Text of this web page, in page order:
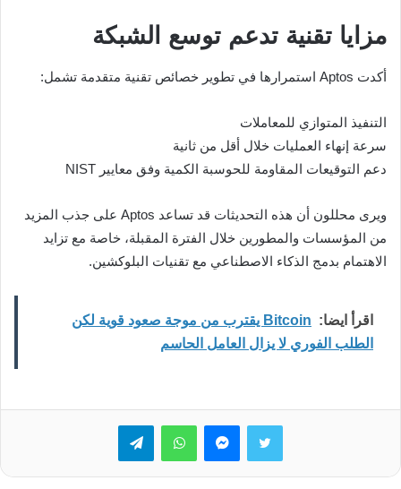
مزايا تقنية تدعم توسع الشبكة
أكدت Aptos استمرارها في تطوير خصائص تقنية متقدمة تشمل:
التنفيذ المتوازي للمعاملات
سرعة إنهاء العمليات خلال أقل من ثانية
دعم التوقيعات المقاومة للحوسبة الكمية وفق معايير NIST
ويرى محللون أن هذه التحديثات قد تساعد Aptos على جذب المزيد
من المؤسسات والمطورين خلال الفترة المقبلة، خاصة مع تزايد
الاهتمام بدمج الذكاء الاصطناعي مع تقنيات البلوكشين.
اقرأ ايضا:
Bitcoin يقترب من موجة صعود قوية لكن
الطلب الفوري لا يزال العامل الحاسم
تويتر ماسنجرواتساب تيلقرام